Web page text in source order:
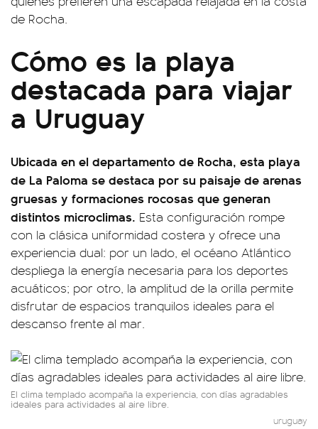
de Rocha.
Cómo es la playa
destacada para viajar
a Uruguay
Ubicada en el departamento de Rocha, esta playa
de La Paloma se destaca por su paisaje de arenas
gruesas y formaciones rocosas que generan
distintos microclimas. Esta configuración rompe
con la clásica uniformidad costera y ofrece una
experiencia dual: por un lado, el océano Atlántico
despliega la energía necesaria para los deportes
acuáticos; por otro, la amplitud de la orilla permite
disfrutar de espacios tranquilos ideales para el
descanso frente al mar.
El clima templado acompaña la experiencia, con días agradables
ideales para actividades al aire libre.
uruguay